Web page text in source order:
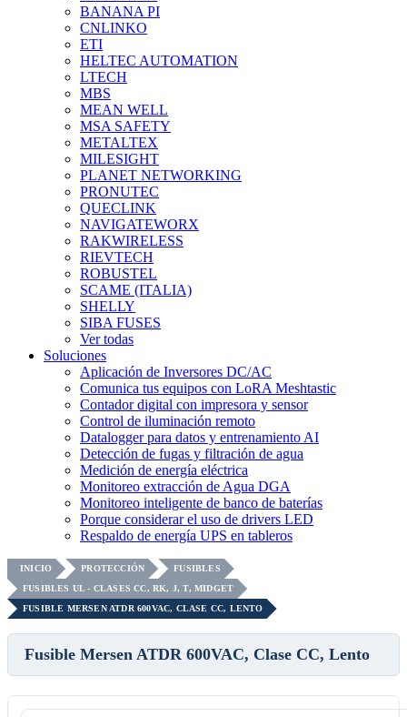
BANANA PI
CNLINKO
ETI
HELTEC AUTOMATION
LTECH
MBS
MEAN WELL
MSA SAFETY
METALTEX
MILESIGHT
PLANET NETWORKING
PRONUTEC
QUECLINK
NAVIGATEWORX
RAKWIRELESS
RIEVTECH
ROBUSTEL
SCAME (ITALIA)
SHELLY
SIBA FUSES
Ver todas
Soluciones
Aplicación de Inversores DC/AC
Comunica tus equipos con LoRA Meshtastic
Contador digital con impresora y sensor
Control de iluminación remoto
Datalogger para datos y entrenamiento AI
Detección de fugas y filtración de agua
Medición de energía eléctrica
Monitoreo extracción de Agua DGA
Monitoreo inteligente de banco de baterías
Porque considerar el uso de drivers LED
Respaldo de energía UPS en tableros
INICIO PROTECCIÓN
FUSIBLES
FUSIBLES UL - CLASES CC, RK, J, T, MIDGET
FUSIBLE MERSEN ATDR 600VAC, CLASE CC, LENTO
Fusible Mersen ATDR 600VAC, Clase CC, Lento